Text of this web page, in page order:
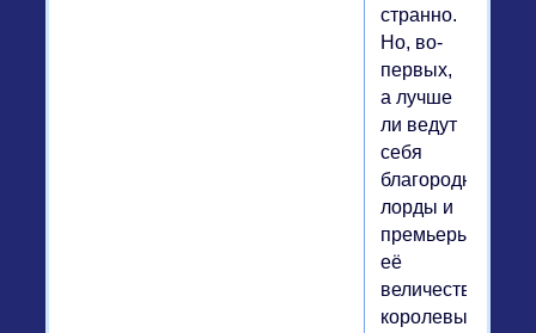
странно.
Но, во-
первых,
а лучше
ли ведут
себя
благородные
лорды и
премьеры
её
величества
королевы